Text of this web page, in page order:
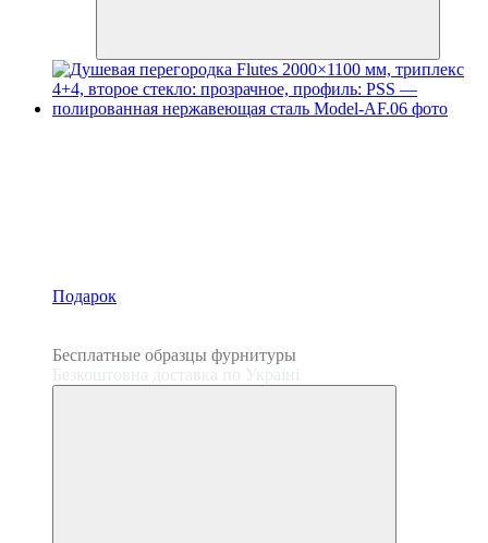
Подарок
Бесплатные образцы фурнитуры